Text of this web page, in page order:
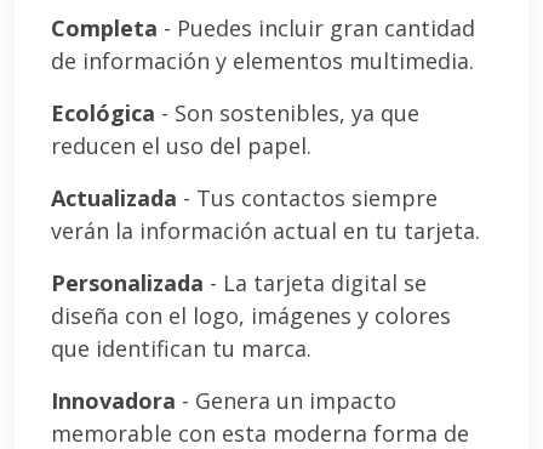
Completa - Puedes incluir gran cantidad
de información y elementos multimedia.
Ecológica - Son sostenibles, ya que
reducen el uso del papel.
Actualizada - Tus contactos siempre
verán la información actual en tu tarjeta.
Personalizada - La tarjeta digital se
diseña con el logo, imágenes y colores
que identifican tu marca.
Innovadora - Genera un impacto
memorable con esta moderna forma de